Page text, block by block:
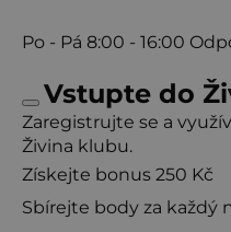
Po - Pá 8:00 - 16:00
Vstupte do
Zaregistrujte se a
Živina klubu.
Získejte bonus 250 Kč
Sbírejte body za každý